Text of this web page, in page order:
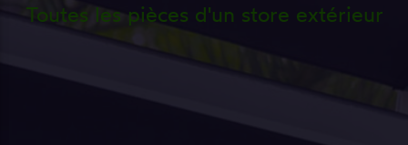
Toutes les pièces d'un store extérieur